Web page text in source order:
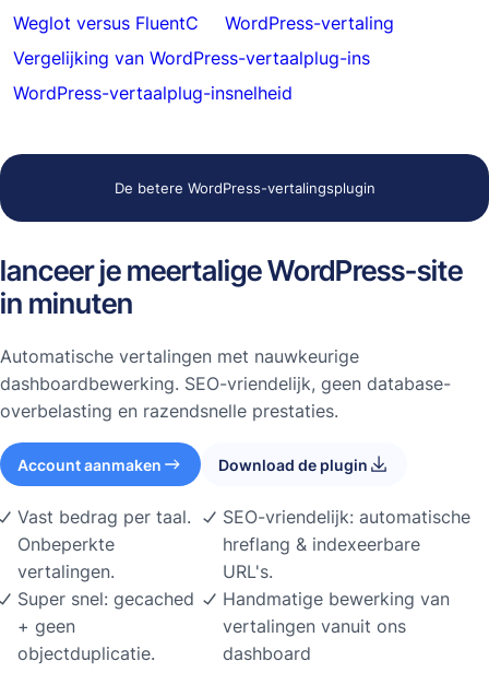
Weglot versus FluentC
WordPress-vertaling
Vergelijking van WordPress-vertaalplug-ins
WordPress-vertaalplug-insnelheid
De betere WordPress-vertalingsplugin
lanceer je meertalige WordPress-site
in minuten
Automatische vertalingen met nauwkeurige
dashboardbewerking. SEO-vriendelijk, geen database-
overbelasting en razendsnelle prestaties.
Account aanmaken Download de plugin
Vast bedrag per taal.
Onbeperkte
vertalingen.
Super snel: gecached
+ geen
objectduplicatie.
SEO-vriendelijk: automatische
hreflang & indexeerbare
URL's.
Handmatige bewerking van
vertalingen vanuit ons
dashboard